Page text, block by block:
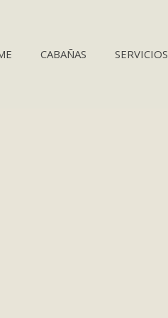
CABAÑAS SERVICIOS